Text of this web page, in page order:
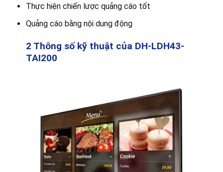
Thực hiện chiến lược quảng cáo tốt
Quảng cáo bằng nội dung động
2 Thông số kỹ thuật của DH-LDH43-
TAI200